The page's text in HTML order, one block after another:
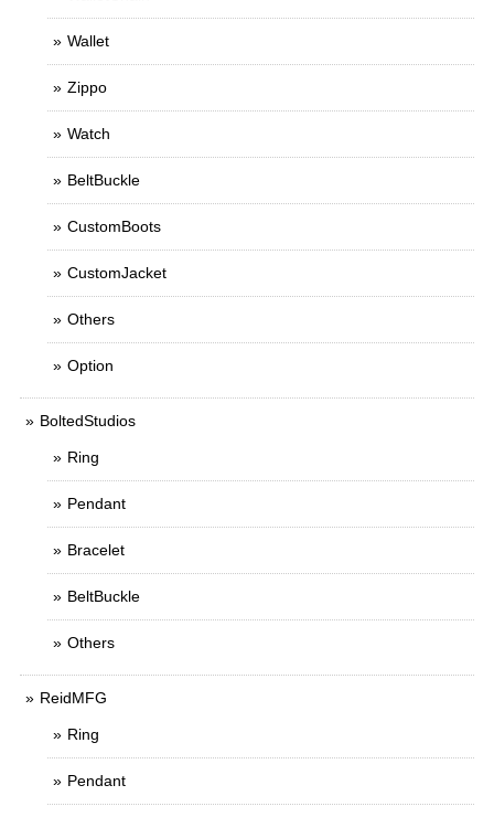
Wallet
Zippo
Watch
BeltBuckle
CustomBoots
CustomJacket
Others
Option
BoltedStudios
Ring
Pendant
Bracelet
BeltBuckle
Others
ReidMFG
Ring
Pendant